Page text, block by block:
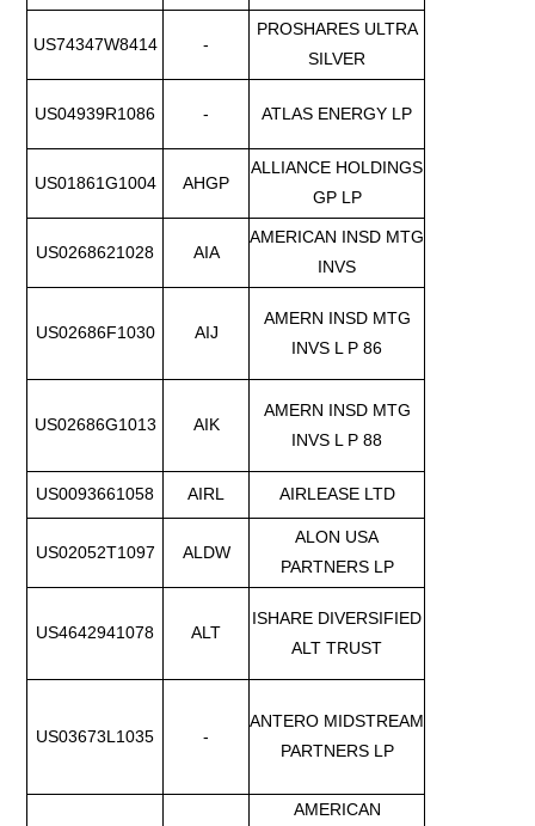
US74347W8414 -
PROSHARES ULTRA
SILVER
US04939R1086 - ATLAS ENERGY LP
US01861G1004 AHGP
ALLIANCE HOLDINGS
GP LP
US0268621028 AIA
AMERICAN INSD MTG
INVS
US02686F1030 AIJ
AMERN INSD MTG
INVS L P 86
US02686G1013 AIK
AMERN INSD MTG
INVS L P 88
US0093661058 AIRL AIRLEASE LTD
US02052T1097 ALDW
ALON USA
PARTNERS LP
US4642941078 ALT
ISHARE DIVERSIFIED
ALT TRUST
US03673L1035 -
ANTERO MIDSTREAM
PARTNERS LP
AMERICAN